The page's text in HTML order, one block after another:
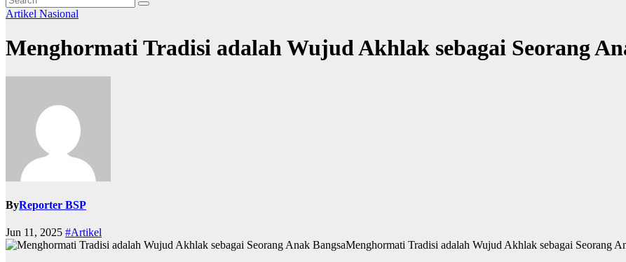
Artikel Nasional
Menghormati Tradisi adalah Wujud Akhlak sebagai Seorang
ByReporter BSP
Jun 11, 2025 #Artikel
Menghormati Tradisi adalah Wujud Akhlak sebagai Seorang